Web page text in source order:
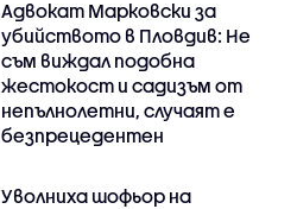
Адвокат Марковски за
убийството в Пловдив: Не
съм виждал подобна
жестокост и садизъм от
непълнолетни, случаят е
безпрецедентен
Уволниха шофьор на